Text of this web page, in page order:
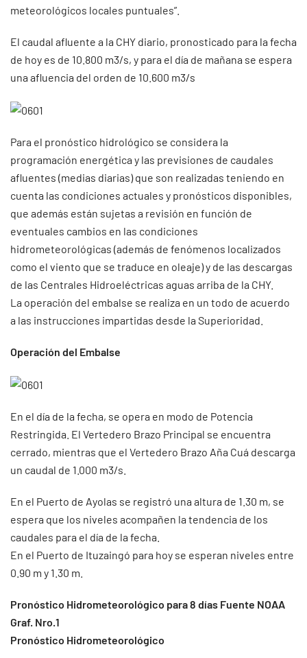
meteorológicos locales puntuales”.
El caudal afluente a la CHY diario, pronosticado para la fecha
de hoy es de 10.800 m3/s, y para el día de mañana se espera
una afluencia del orden de 10.600 m3/s
Para el pronóstico hidrológico se considera la
programación energética y las previsiones de caudales
afluentes (medias diarias) que son realizadas teniendo en
cuenta las condiciones actuales y pronósticos disponibles,
que además están sujetas a revisión en función de
eventuales cambios en las condiciones
hidrometeorológicas (además de fenómenos localizados
como el viento que se traduce en oleaje) y de las descargas
de las Centrales Hidroeléctricas aguas arriba de la CHY.
La operación del embalse se realiza en un todo de acuerdo
a las instrucciones impartidas desde la Superioridad.
Operación del Embalse
En el día de la fecha, se opera en modo de Potencia
Restringida. El Vertedero Brazo Principal se encuentra
cerrado, mientras que el Vertedero Brazo Aña Cuá descarga
un caudal de 1.000 m3/s.
En el Puerto de Ayolas se registró una altura de 1.30 m, se
espera que los niveles acompañen la tendencia de los
caudales para el día de la fecha.
En el Puerto de Ituzaingó para hoy se esperan niveles entre
0.90 m y 1.30 m.
Pronóstico Hidrometeorológico para 8 días Fuente NOAA
Graf. Nro.1
Pronóstico Hidrometeorológico